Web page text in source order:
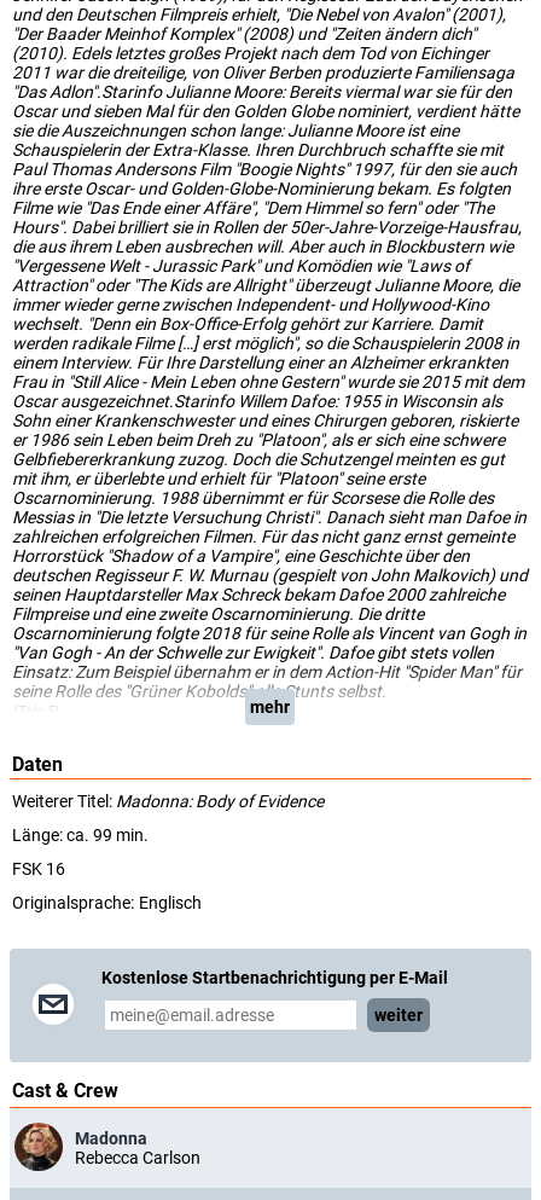
und den Deutschen Filmpreis erhielt, "Die Nebel von Avalon" (2001),
"Der Baader Meinhof Komplex" (2008) und "Zeiten ändern dich"
(2010). Edels letztes großes Projekt nach dem Tod von Eichinger
2011 war die dreiteilige, von Oliver Berben produzierte Familiensaga
"Das Adlon".Starinfo Julianne Moore: Bereits viermal war sie für den
Oscar und sieben Mal für den Golden Globe nominiert, verdient hätte
sie die Auszeichnungen schon lange: Julianne Moore ist eine
Schauspielerin der Extra-Klasse. Ihren Durchbruch schaffte sie mit
Paul Thomas Andersons Film "Boogie Nights" 1997, für den sie auch
ihre erste Oscar- und Golden-Globe-Nominierung bekam. Es folgten
Filme wie "Das Ende einer Affäre", "Dem Himmel so fern" oder "The
Hours". Dabei brilliert sie in Rollen der 50er-Jahre-Vorzeige-Hausfrau,
die aus ihrem Leben ausbrechen will. Aber auch in Blockbustern wie
"Vergessene Welt - Jurassic Park" und Komödien wie "Laws of
Attraction" oder "The Kids are Allright" überzeugt Julianne Moore, die
immer wieder gerne zwischen Independent- und Hollywood-Kino
wechselt. "Denn ein Box-Office-Erfolg gehört zur Karriere. Damit
werden radikale Filme […] erst möglich", so die Schauspielerin 2008 in
einem Interview. Für Ihre Darstellung einer an Alzheimer erkrankten
Frau in "Still Alice - Mein Leben ohne Gestern" wurde sie 2015 mit dem
Oscar ausgezeichnet.Starinfo Willem Dafoe: 1955 in Wisconsin als
Sohn einer Krankenschwester und eines Chirurgen geboren, riskierte
er 1986 sein Leben beim Dreh zu "Platoon", als er sich eine schwere
Gelbfiebererkrankung zuzog. Doch die Schutzengel meinten es gut
mit ihm, er überlebte und erhielt für "Platoon" seine erste
Oscarnominierung. 1988 übernimmt er für Scorsese die Rolle des
Messias in "Die letzte Versuchung Christi". Danach sieht man Dafoe in
zahlreichen erfolgreichen Filmen. Für das nicht ganz ernst gemeinte
Horrorstück "Shadow of a Vampire", eine Geschichte über den
deutschen Regisseur F. W. Murnau (gespielt von John Malkovich) und
seinen Hauptdarsteller Max Schreck bekam Dafoe 2000 zahlreiche
Filmpreise und eine zweite Oscarnominierung. Die dritte
Oscarnominierung folgte 2018 für seine Rolle als Vincent van Gogh in
"Van Gogh - An der Schwelle zur Ewigkeit". Dafoe gibt stets vollen
Einsatz: Zum Beispiel übernahm er in dem Action-Hit "Spider Man" für
seine Rolle des "Grüner Kobolds" alle Stunts selbst.
(Tele 5) mehr
Daten
Weiterer Titel: Madonna: Body of Evidence
Länge: ca. 99 min.
FSK 16
Originalsprache: Englisch
Kostenlose Startbenachrichtigung per E-Mail
weiter
Cast & Crew
Madonna
Rebecca Carlson